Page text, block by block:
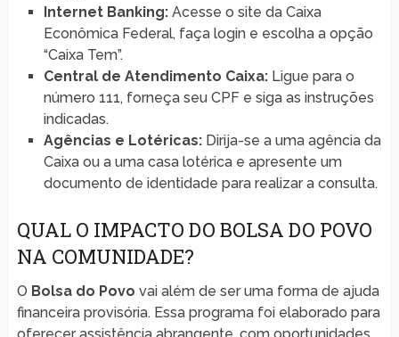
Internet Banking:Acesse o site da Caixa
Econômica Federal, faça login e escolha a opção
“Caixa Tem”.
Central de Atendimento Caixa:Ligue para o
número 111, forneça seu CPF e siga as instruções
indicadas.
Agências e Lotéricas:Dirija-se a uma agência da
Caixa ou a uma casa lotérica e apresente um
documento de identidade para realizar a consulta.
QUAL O IMPACTO DO BOLSA DO POVO
NA COMUNIDADE?
O Bolsa do Povo vai além de ser uma forma de ajuda
financeira provisória. Essa programa foi elaborado para